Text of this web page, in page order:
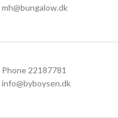
mh@bungalow.dk
Phone 22187781
info@byboysen.dk